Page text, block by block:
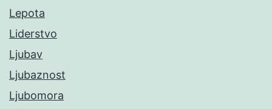
Lepota
Liderstvo
Ljubav
Ljubaznost
Ljubomora